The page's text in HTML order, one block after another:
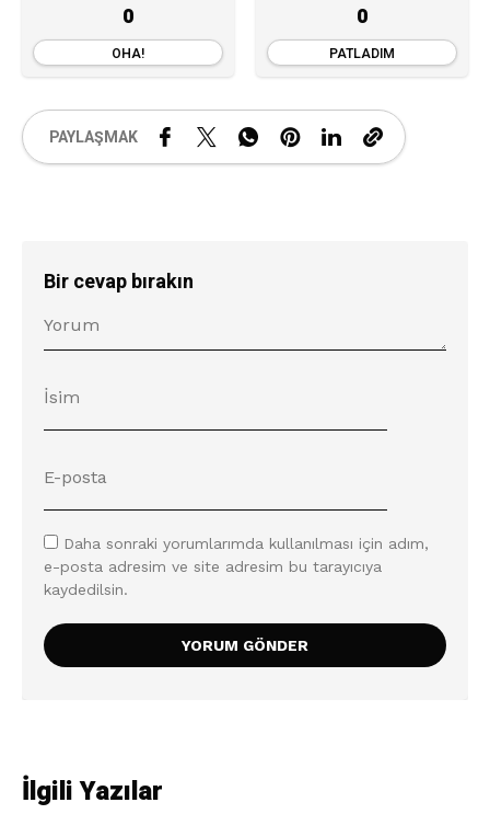
0
OHA!
0
PATLADIM
PAYLAŞMAK
Bir cevap bırakın
Daha sonraki yorumlarımda kullanılması için adım,
e-posta adresim ve site adresim bu tarayıcıya
kaydedilsin.
İlgili Yazılar